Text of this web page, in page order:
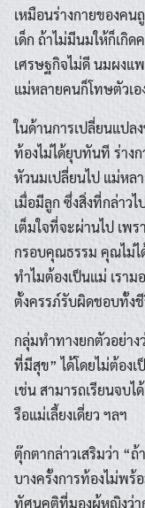
เหมือนร่างกายของคน
เด็ก ถ้าไม่มีนมให้ก็เกิ
เศรษฐกิจไม่ดี นมผงแ
แม่หลายคนก็โทษตัวเอ
ในด้านการเปลี่ยนแปล
ท้องไม่ได้ยุบทันที ร่าง
หัวนมเปลี่ยนไป แม่หล
เมื่อมีลูก ซึ่งสิ่งที่กล่าว
เต็มใจที่จะผ่านไป เพ
กรอบคุณธรรม คุณไม่ไ
ทำไมต้องเป็นแม่ เรา
ตั้งครรภ์รับผิดชอบทั้ง
กลุ่มทำทางยกตัวอย่า
ที่มีสุข” ได้โดยไม่ต้อง
เช่น สามารถเรียนจบ
รือแม่เลี้ยงเดี่ยว ฯลฯ
ตุ๊กตากล่าวเสริมว่า “
บางครั้งการท้องไม่พร้
ทัศนคติที่มองผู้หญิงว่า